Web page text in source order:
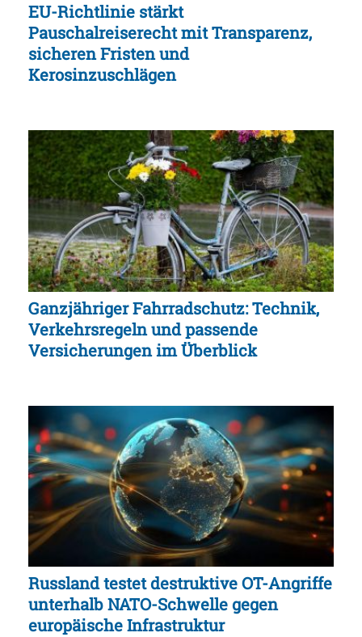
EU-Richtlinie stärkt
Pauschalreiserecht mit Transparenz,
sicheren Fristen und
Kerosinzuschlägen
Ganzjähriger Fahrradschutz: Technik,
Verkehrsregeln und passende
Versicherungen im Überblick
Russland testet destruktive OT-Angriffe
unterhalb NATO-Schwelle gegen
europäische Infrastruktur